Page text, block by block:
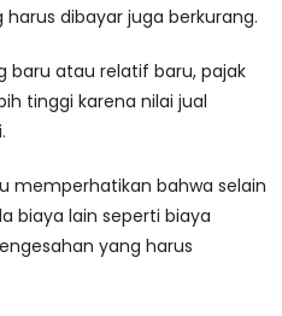
dibayar juga berkurang.
baru atau relatif baru, pajak
tinggi karena nilai jual
memperhatikan bahwa selain
biaya lain seperti biaya
yang harus